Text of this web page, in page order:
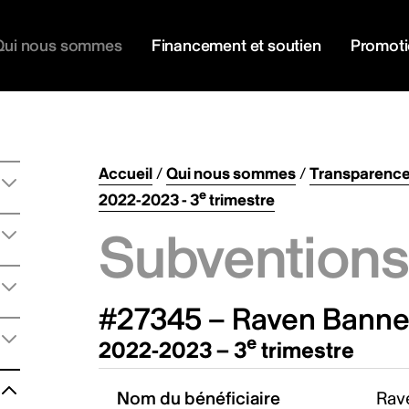
nous sommes Financement et soutien
Accueil/Qui nous sommes/
2022-2023 - 3etrimestre
#27345 – Raven
2022-2023 – 3e trimestre
Nom du bénéficiaire